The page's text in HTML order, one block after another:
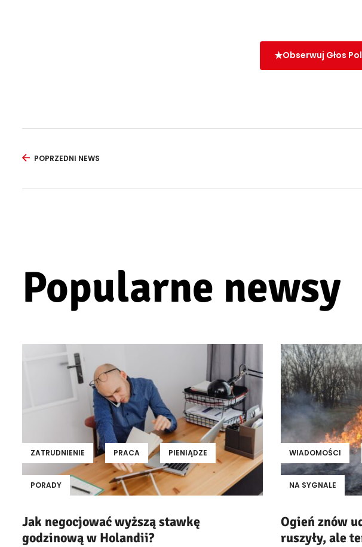
Obserwuj Głos
POPRZEDNI NEWS
Popularne newsy
ZATRUDNIENIE PRACA PIENIĄDZE
PORADY
Jak negocjować wyższą stawkę
godzinową w Holandii?
WIADOMOŚCI
NA SYGNALE
Ogień znów
ruszyły, ale